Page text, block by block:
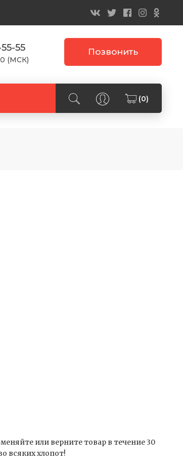
55
(МСК)
Позвонить
(0)
или верните товар в течение 30
всяких хлопот!